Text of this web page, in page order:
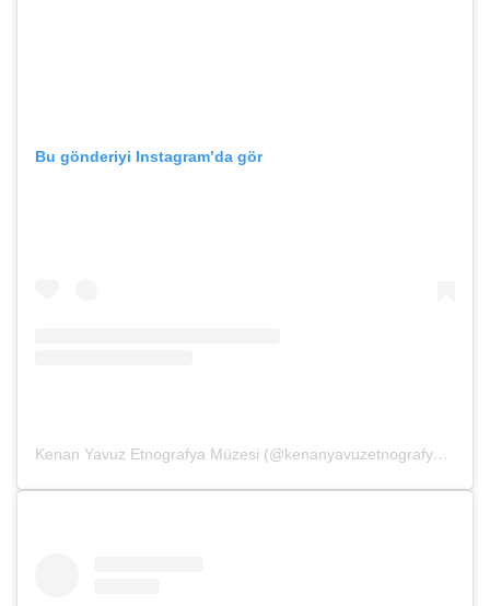
Bu gönderiyi Instagram’da gör
Kenan Yavuz Etnografya Müzesi (@kenanyavuzetnografya)’in paylaştığı bir gönderi